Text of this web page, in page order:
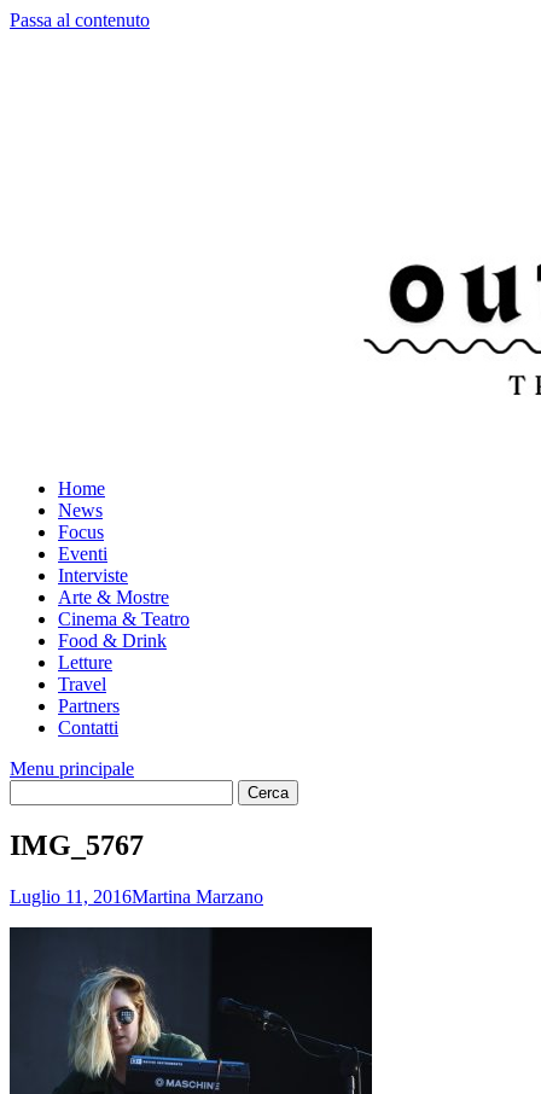
Passa al contenuto
Home
News
Focus
Eventi
Interviste
Arte & Mostre
Cinema & Teatro
Food & Drink
Letture
Travel
Partners
Contatti
Menu principale
IMG_5767
Luglio 11, 2016Martina Marzano